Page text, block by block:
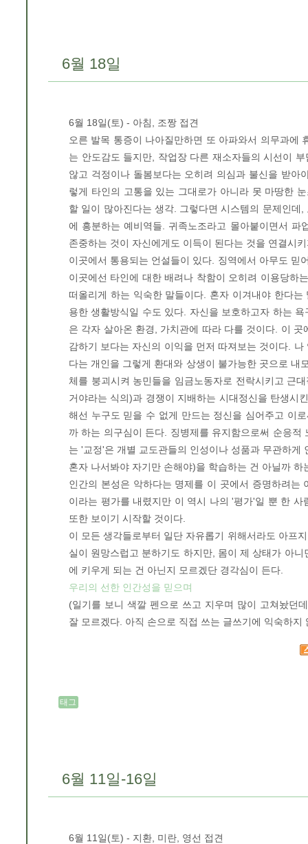
6월 18일
6월 18일(토) - 아침, 조짱 접견
오른 발목 통증이 나아질만하면 또 아파와서 의무과에
는 안도감도 들지만, 작업장 다른 재소자들의 시선이
않고 걱정이나 돌봄보다는 오히려 의심과 불신을 받
렇게 타인의 고통을 있는 그대로가 아니라 못 마땅한
할 일이 많아진다는 생각. 그렇다면 시스템의 문제인
에 흥분하는 예비역들. 귀족노조라고 몰아붙이면서
존중하는 것이 자신에게도 이득이 된다는 것을 연결시
이곳에서 통용되는 언설들이 있다. 징역에서 아무도
이곳에선 타인에 대한 배려나 착함이 오히려 이용당하
떠올리게 하는 익숙한 말들이다. 혼자 이겨내야 한다
용한 생활방식일 수도 있다. 자신을 보호하고자 하는
은 각자 살아온 환경, 가치관에 따라 다를 것이다. 이
감하기 보다는 자신의 이익을 먼저 따져보는 것이다.
다는 개인을 그렇게 환대와 상생이 불가능한 곳으로
체를 붕괴시켜 농민들을 임금노동자로 전락시키고 근
거야라는 식의)과 경쟁이 지배하는 시대정신을 탄생시
해선 누구도 믿을 수 없게 만드는 정신을 심어주고 이
까 하는 의구심이 든다. 징병제를 유지함으로써 순응
는 '교정'은 개별 교도관들의 인성이나 성품과 무관하
혼자 나서봐야 자기만 손해야)을 학습하는 건 아닐까 하
인간의 본성은 악하다는 명제를 이 곳에서 증명하려
이라는 평가를 내렸지만 이 역시 나의 '평가'일 뿐 한
또한 보이기 시작할 것이다.
이 모든 생각들로부터 일단 자유롭기 위해서라도 아프
실이 원망스럽고 분하기도 하지만, 몸이 제 상태가 아
에 키우게 되는 건 아닌지 모르겠단 경각심이 든다.
우리의 선한 인간성을 믿으며
(일기를 보니 색깔 펜으로 쓰고 지우며 많이 고쳐놨던
잘 모르겠다. 아직 손으로 직접 쓰는 글쓰기에 익숙하지
태그
6월 11일-16일
6월 11일(토) - 지환, 미란, 영선 접견